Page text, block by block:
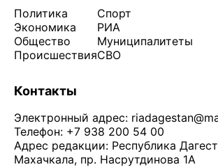
Политика
Экономика
Общество
Происшествия
Спорт
РИА
Муниципалитеты
СВО
Контакты
Электронный адрес:
Телефон: +7 938 200 54 00
Адрес редакции: Республика
Махачкала, пр. Насрутдинова 1А